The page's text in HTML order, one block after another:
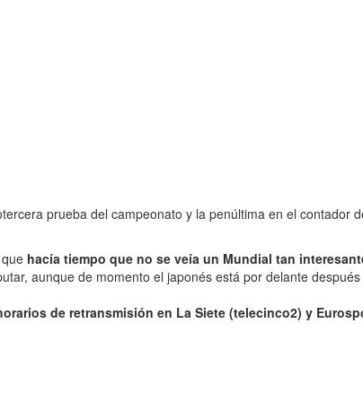
prueba del campeonato y la penúltima en el contador
hacía tiempo que no se veía un Mundial tan
aunque de momento el japonés está por delante
de retransmisión en La Siete (telecinco2) y